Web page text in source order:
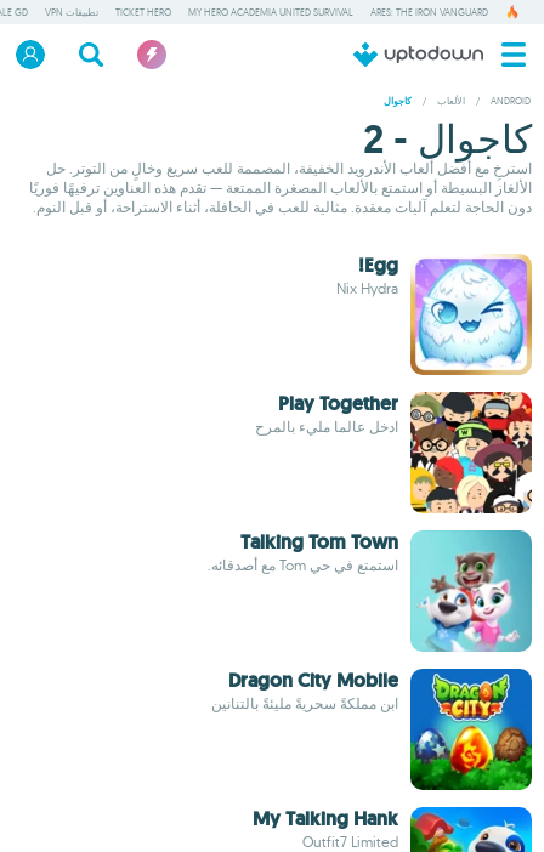
ARES: THE IRON VANGUARD
MY HERO ACADEMIA UNITED SURVIVAL
TICKET HERO تطبيقات VPN GD
ANDROID
/ الألعاب / كاجوال
كاجوال - 2
استرخِ مع أفضل ألعاب الأندرويد الخفيفة، المصممة للعب سريع وخالٍ من التوتر. حل
الألغاز البسيطة أو استمتع بالألعاب المصغرة الممتعة — تقدم هذه العناوين ترفيهًا فوريًا
دون الحاجة لتعلم آليات معقدة. مثالية للعب في الحافلة، أثناء الاستراحة، أو قبل النوم.
Egg!
Nix Hydra
Play Together
ادخل عالما مليء بالمرح
Talking Tom Town
استمتع في حي Tom مع أصدقائه.
Dragon City Mobile
ابنِ مملكةً سحريةً مليئةً بالتنانين
My Talking Hank
Outfit7 Limited